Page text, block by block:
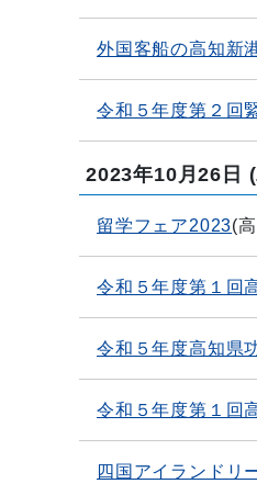
外国客船の高知新
令和５年度第２回
2023年10月26日
留学フェア2023(
令和５年度第１回
令和５年度高知県
令和５年度第１回
四国アイランドリ